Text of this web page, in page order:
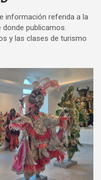
información referida a la
donde publicamos.
y las clases de turismo